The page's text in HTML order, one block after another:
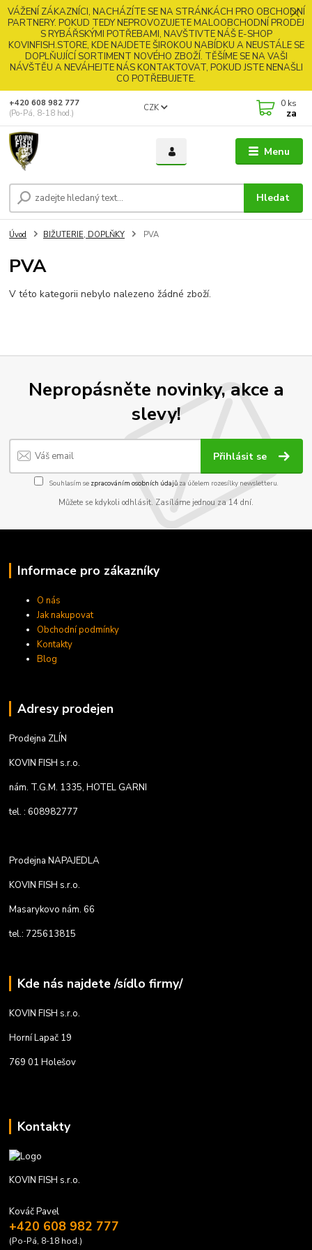
VÁŽENÍ ZÁKAZNÍCI, NACHÁZÍTE SE NA STRÁNKÁCH PRO OBCHODNÍ
PARTNERY. POKUD TEDY NEPROVOZUJETE MALOOBCHODNÍ PRODEJ
S RYBÁŘSKÝMI POTŘEBAMI, NAVŠTIVTE NÁŠ E-SHOP
KOVINFISH.STORE, KDE NAJDETE ŠIROKOU NABÍDKU A NEUSTÁLE SE
DOPLŇUJÍCÍ SORTIMENT NOVÉHO ZBOŽÍ. TĚŠÍME SE NA VAŠI
NÁVŠTĚU A NEVÁHEJTE NÁS KONTAKTOVAT, POKUD JSTE NENAŠLI
CO POTŘEBUJETE.
Menu
CZK
Hledat
+420 608 982 777
(Po-Pá, 8-18 hod.)
0 ks
za
Úvod BIŽUTERIE, DOPLŇKY PVA
PVA
V této kategorii nebylo nalezeno žádné zboží.
Nepropásněte novinky, akce a
slevy!
Přihlásit se
Souhlasím se zpracováním osobních údajůza účelem rozesílky newsletteru.
Můžete se kdykoli odhlásit. Zasíláme jednou za 14 dní.
Informace pro zákazníky
O nás
Jak nakupovat
Obchodní podmínky
Kontakty
Blog
Adresy prodejen
Prodejna ZLÍN
KOVIN FISH s.r.o.
nám. T.G.M. 1335, HOTEL GARNI
tel. : 608982777
Prodejna NAPAJEDLA
KOVIN FISH s.r.o.
Masarykovo nám. 66
tel.: 725613815
Kde nás najdete /sídlo firmy/
KOVIN FISH s.r.o.
Horní Lapač 19
769 01 Holešov
Kontakty
KOVIN FISH s.r.o.
Kováč Pavel
+420 608 982 777
(Po-Pá, 8-18 hod.)